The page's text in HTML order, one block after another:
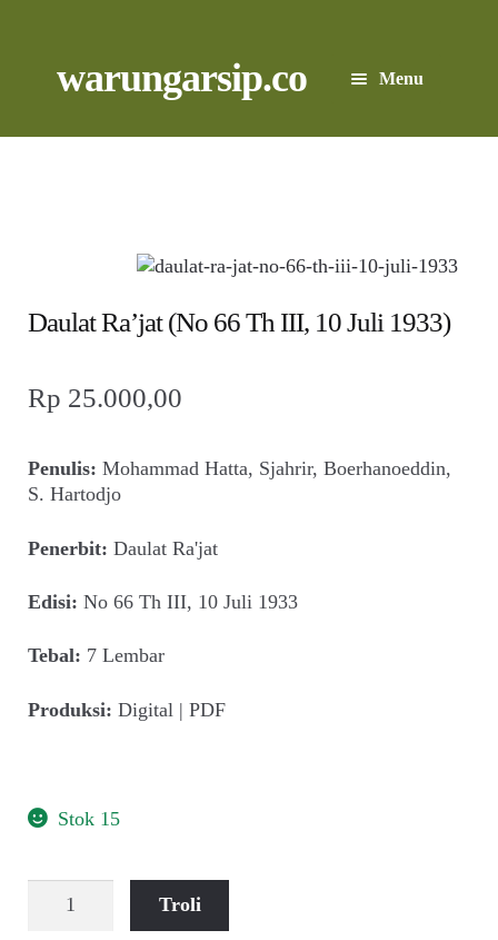
to
to
warungarsip.co Menu
Beranda
Foto
Cari Arsip
Alamat
Daulat Ra’jat (No 66 Th III, 10 Juli 1933)
Rp 25.000,00
Penulis: Mohammad Hatta, Sjahrir, Boerhanoeddin,
S. Hartodjo
Penerbit: Daulat Ra'jat
Edisi: No 66 Th III, 10 Juli 1933
Tebal: 7 Lembar
Produksi: Digital | PDF
Stok 15
Daulat
Troli